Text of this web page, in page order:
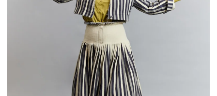
World Hat Walk 2026